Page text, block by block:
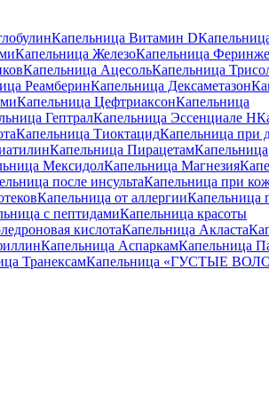
Капельница Витамин D
Капельница ЖелезоКапельница
Капельница АцесольКапельница
РеамберинКапельница Дексаметазон
Капельница ЦефтриаксонКапельница
ГептралКапельница Эссенциале Н
Капельница ТиоктацидКапельница при
Капельница ПирацетамКапельница
МексидолКапельница Магнезия
после инсультаКапельница при
Капельница от аллергииКапельница
с пептидамиКапельница красоты
кислотаКапельница Акласта
Капельница АспаркамКапельница
ТранексамКапельница «ГУСТЫЕ